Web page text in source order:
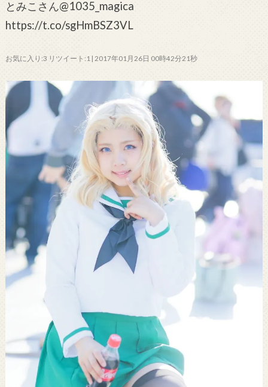
とみこさん@1035_magica
https://t.co/sgHmBSZ3VL
お気に入り:3 リツイート:1 | 2017年01月26日 00時42分21秒